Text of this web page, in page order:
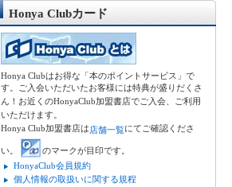
Honya Clubカード
Honya Clubはお得な「本のポイントサービス」で
す。ご入会いただいたお客様には特典が盛りだくさ
ん！お近くのHonyaClub加盟書店でご入会、ご利用
いただけます。
Honya Club加盟書店は店舗一覧にてご確認くださ
い。
のマークが目印です。
HonyaClub会員規約
個人情報の取扱いに関する規程